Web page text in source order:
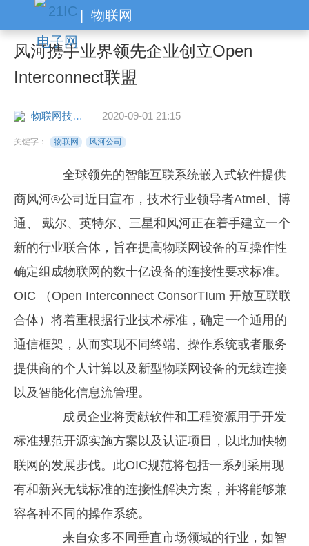
物联网
风河携手业界领先企业创立Open
Interconnect联盟
物联网技术文库 2020-09-01 21:15
关键字： 物联网 风河公司
全球领先的智能互联系统嵌入式软件提供
商风河®公司近日宣布，技术行业领导者Atmel、博
通、 戴尔、英特尔、三星和风河正在着手建立一个
新的行业联合体，旨在提高物联网设备的互操作性
确定组成物联网的数十亿设备的连接性要求标准。
OIC （Open Interconnect ConsorTIum 开放互联联
合体）将着重根据行业技术标准，确定一个通用的
通信框架，从而实现不同终端、操作系统或者服务
提供商的个人计算以及新型物联网设备的无线连接
以及智能化信息流管理。
成员企业将贡献软件和工程资源用于开发
标准规范开源实施方案以及认证项目，以此加快物
联网的发展步伐。此OIC规范将包括一系列采用现
有和新兴无线标准的连接性解决方案，并将能够兼
容各种不同的操作系统。
来自众多不同垂直市场领域的行业，如智